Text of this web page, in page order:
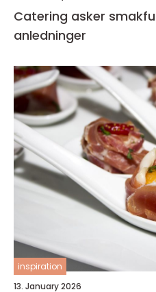
Catering asker smakfull mat til små og store
anledninger
inspiration
13. January 2026